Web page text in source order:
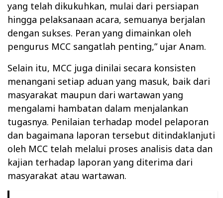
yang telah dikukuhkan, mulai dari persiapan
hingga pelaksanaan acara, semuanya berjalan
dengan sukses. Peran yang dimainkan oleh
pengurus MCC sangatlah penting,” ujar Anam.
Selain itu, MCC juga dinilai secara konsisten
menangani setiap aduan yang masuk, baik dari
masyarakat maupun dari wartawan yang
mengalami hambatan dalam menjalankan
tugasnya. Penilaian terhadap model pelaporan
dan bagaimana laporan tersebut ditindaklanjuti
oleh MCC telah melalui proses analisis data dan
kajian terhadap laporan yang diterima dari
masyarakat atau wartawan.